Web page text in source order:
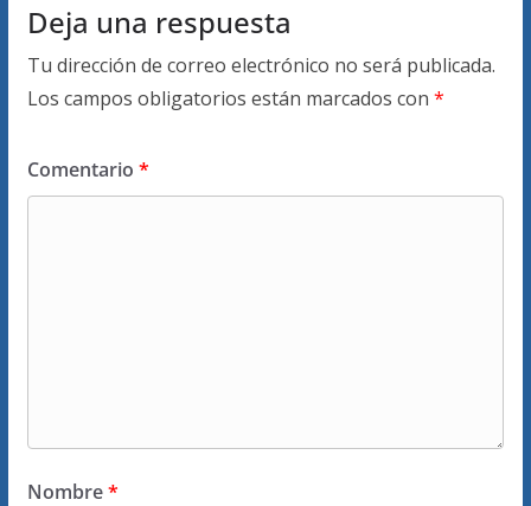
Deja una respuesta
Tu dirección de correo electrónico no será publicada.
Los campos obligatorios están marcados con *
Comentario *
Nombre*